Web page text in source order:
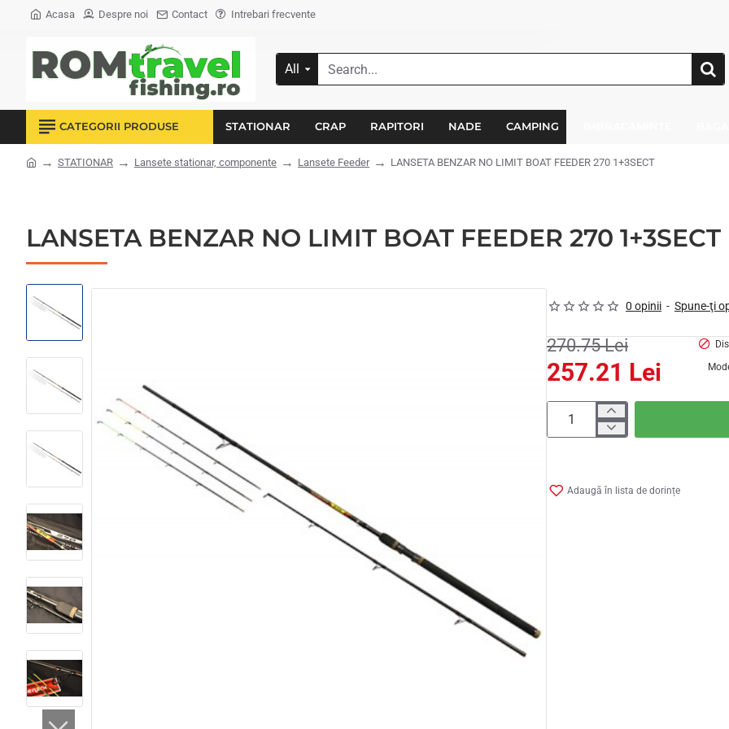
Acasa Despre noi Contact Intrebari frecvente
All
Search...
CATEGORII PRODUSE STATIONAR CRAP RAPITORI NADE CAMPING
LANSETA BENZAR NO LIMIT BOAT FEEDER 270 1+3SECT
STATIONAR Lansete stationar, componente Lansete Feeder LANSETA BENZAR NO LIMIT BOAT FEEDER 270 1+3SECT
0 opinii - Spune-ţi
257.21 Lei
270.75 Lei
Adaugă în lista de dorințe